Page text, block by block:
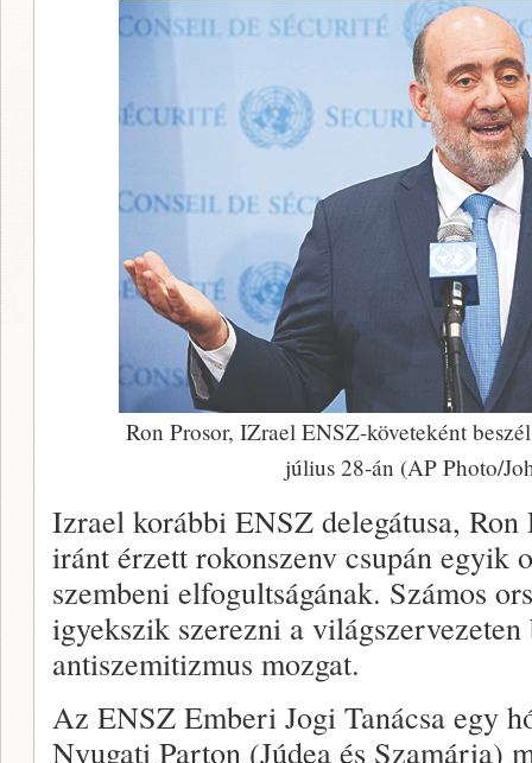
Ron Prosor, IZrael ENSZ-követeként
július 28-án (AP Photo/
Izrael korábbi ENSZ delegátusa,
iránt érzett rokonszenv csupán egyik
szembeni elfogultságának. Számos
igyekszik szerezni a
antiszemitizmus mozgat.
Az ENSZ Emberi Jogi Tanácsa egy
Nyugati Parton (Júdea és Szamária)